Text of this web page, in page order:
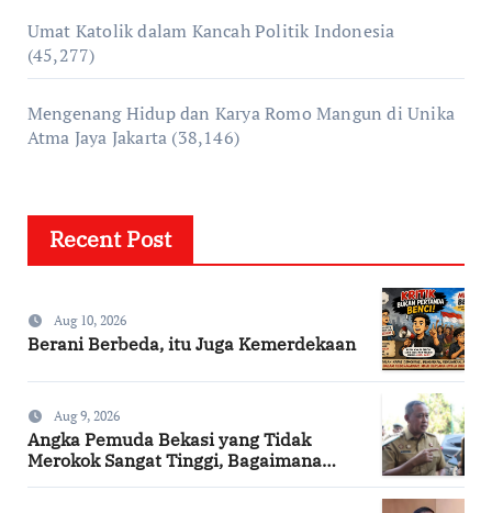
Umat Katolik dalam Kancah Politik Indonesia
(45,277)
Mengenang Hidup dan Karya Romo Mangun di Unika
Atma Jaya Jakarta (38,146)
Recent Post
Aug 10, 2026
Berani Berbeda, itu Juga Kemerdekaan
Aug 9, 2026
Angka Pemuda Bekasi yang Tidak
Merokok Sangat Tinggi, Bagaimana